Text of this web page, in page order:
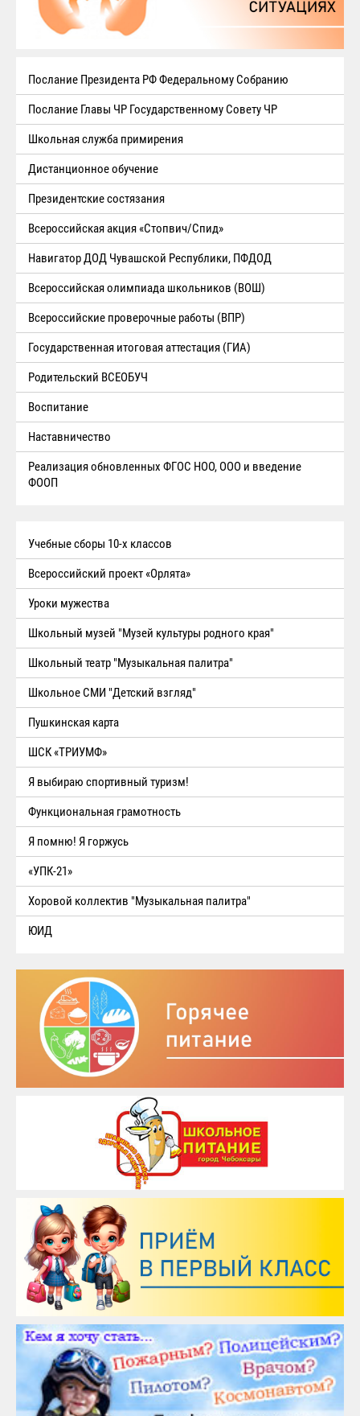
Послание Президента РФ Федеральному Собранию
Послание Главы ЧР Государственному Совету ЧР
Школьная служба примирения
Дистанционное обучение
Президентские состязания
Всероссийская акция «Стопвич/Спид»
Навигатор ДОД Чувашской Республики, ПФДОД
Всероссийская олимпиада школьников (ВОШ)
Всероссийские проверочные работы (ВПР)
Государственная итоговая аттестация (ГИА)
Родительский ВСЕОБУЧ
Воспитание
Наставничество
Реализация обновленных ФГОС НОО, ООО и введение
ФООП
Учебные сборы 10-х классов
Всероссийский проект «Орлята»
Уроки мужества
Школьный музей "Музей культуры родного края"
Школьный театр "Музыкальная палитра"
Школьное СМИ "Детский взгляд"
Пушкинская карта
ШСК «ТРИУМФ»
Я выбираю спортивный туризм!
Функциональная грамотность
Я помню! Я горжусь
«УПК-21»
Хоровой коллектив "Музыкальная палитра"
ЮИД